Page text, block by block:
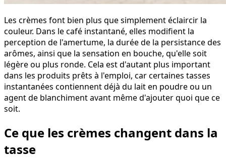
Les crèmes font bien plus que simplement éclaircir la
couleur. Dans le café instantané, elles modifient la
perception de l'amertume, la durée de la persistance des
arômes, ainsi que la sensation en bouche, qu'elle soit
légère ou plus ronde. Cela est d'autant plus important
dans les produits prêts à l'emploi, car certaines tasses
instantanées contiennent déjà du lait en poudre ou un
agent de blanchiment avant même d'ajouter quoi que ce
soit.
Ce que les crèmes changent dans la
tasse